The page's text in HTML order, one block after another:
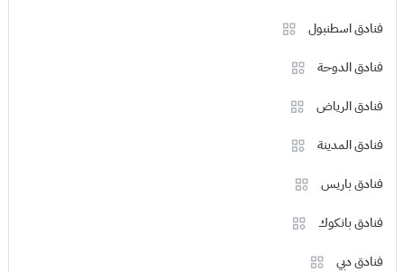
فنادق اسطنبول
فنادق الدوحة
فنادق الرياض
فنادق المدينة
فنادق باريس
فنادق بانكوك
فنادق دبي